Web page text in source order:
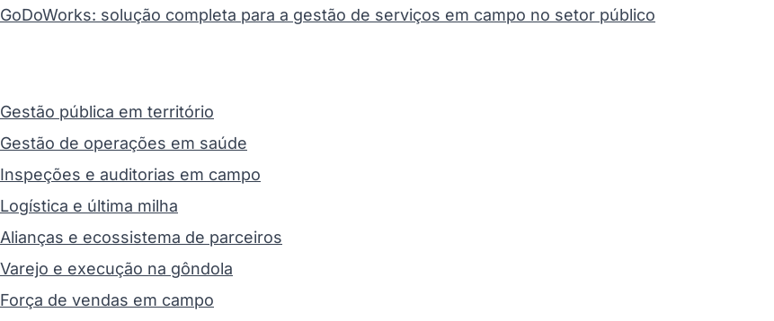
GoDoWorks: solução completa para a gestão de serviços em campo no setor público
Gestão pública em território
Gestão de operações em saúde
Inspeções e auditorias em campo
Logística e última milha
Alianças e ecossistema de parceiros
Varejo e execução na gôndola
Força de vendas em campo